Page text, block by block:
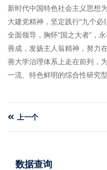
新时代中国特色社会主义思想
大建党精神，坚定践行“九个
全面领导，胸怀“国之大者”，
善成，发扬主人翁精神，努力
善大学治理体系上走在前列，
一流、特色鲜明的综合性研究
上一个
数据查询